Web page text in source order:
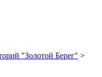
"Золотой Берег" >